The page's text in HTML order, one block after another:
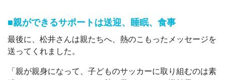
■親ができるサポートは送迎、睡眠、食事
最後に、松井さんは親たちへ、熱のこもったメッセージを
送ってくれました。
「親が親身になって、子どものサッカーに取り組むのは素